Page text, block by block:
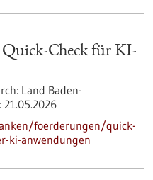
Check für KI-
Land Baden-
21.05.2026
foerderungen/quick-
ki-anwendungen